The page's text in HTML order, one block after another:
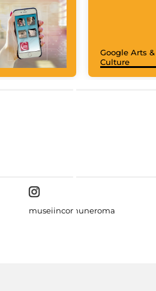
Google Arts &
Culture
museiincomuneroma